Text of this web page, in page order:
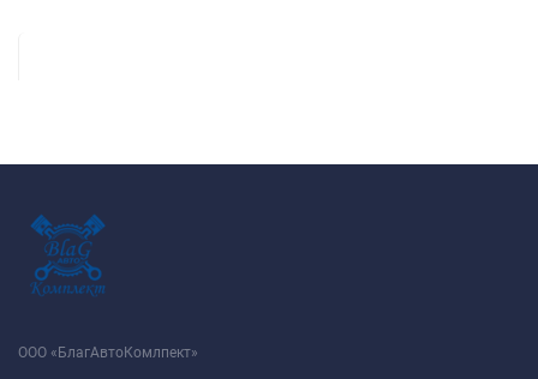
ООО «БлагАвтоКомлпект»